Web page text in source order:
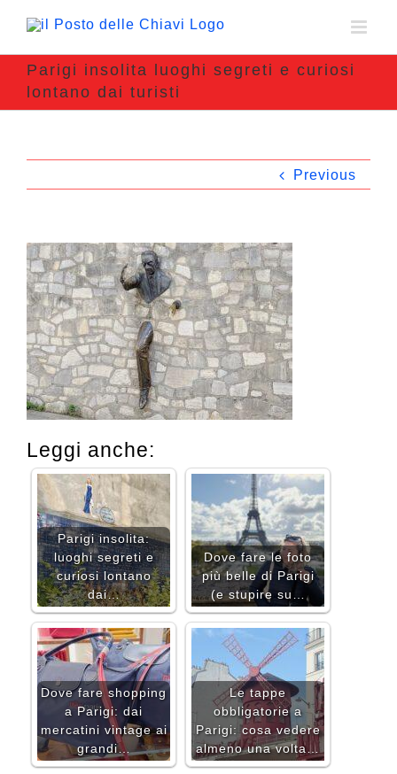
Parigi insolita luoghi segreti e curiosi
lontano dai turisti
Previous
Leggi anche:
Parigi insolita:
luoghi segreti e
curiosi lontano
dai…
Dove fare le foto
più belle di Parigi
(e stupire su…
Dove fare shopping
a Parigi: dai
mercatini vintage ai
grandi…
Le tappe
obbligatorie a
Parigi: cosa vedere
almeno una volta…